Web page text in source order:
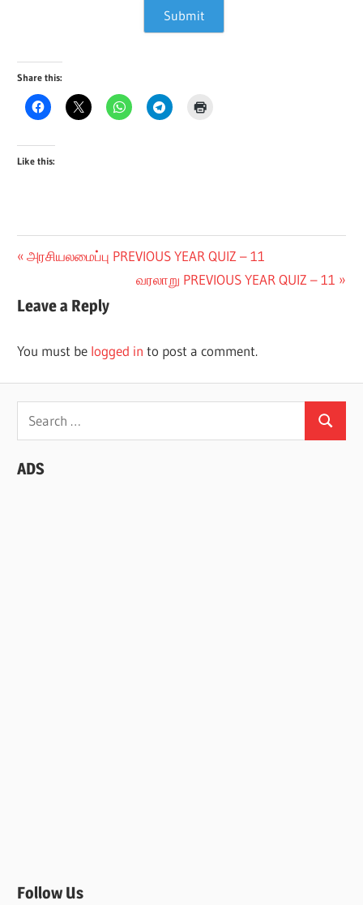
Share this:
Like this:
Post
Previous
அரசியலமைப்பு PREVIOUS YEAR QUIZ – 11
Next
வரலாறு PREVIOUS YEAR QUIZ – 11
Leave a Reply
You must be logged in to post a comment.
Search
for:
Search
ADS
Follow Us